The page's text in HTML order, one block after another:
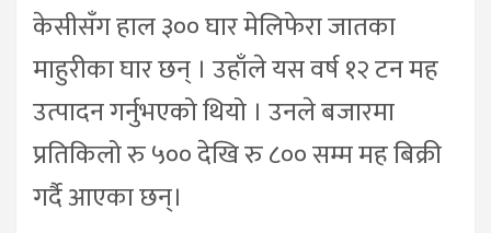
केसीसँग हाल ३०० घार मेलिफेरा जातका
माहुरीका घार छन् । उहाँले यस वर्ष १२ टन मह
उत्पादन गर्नुभएको थियो । उनले बजारमा
प्रतिकिलो रु ५०० देखि रु ८०० सम्म मह बिक्री
गर्दै आएका छन्।